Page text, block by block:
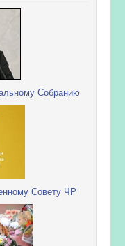
Собранию
Совету ЧР